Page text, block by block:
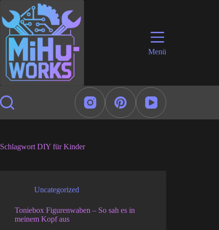
Inhalt
springen
Menü
Schlagwort DIY für Kinder
Uncategorized
Toniebox Figurenwaben – So sah es in
meinem Kopf aus